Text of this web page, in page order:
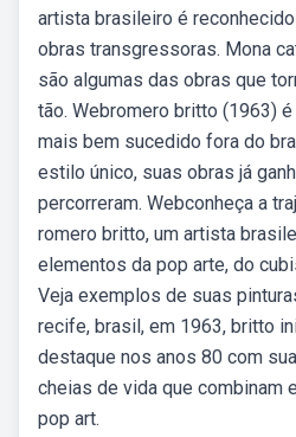
artista brasileiro é
obras transgressoras. Mona
são algumas das obras que
tão. Webromero britto (1963)
mais bem sucedido fora do
estilo único, suas obras já
percorreram. Webconheça a
romero britto, um artista
elementos da pop arte, do
Veja exemplos de suas
recife, brasil, em 1963, britto
destaque nos anos 80 com
cheias de vida que combinam
pop art.